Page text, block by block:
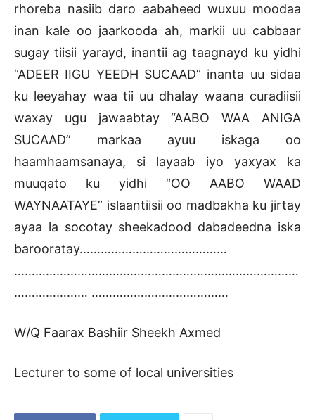
rhoreba nasiib daro aabaheed wuxuu moodaa
inan kale oo jaarkooda ah, markii uu cabbaar
sugay tiisii yarayd, inantii ag taagnayd ku yidhi
“ADEER IIGU YEEDH SUCAAD” inanta uu sidaa
ku leeyahay waa tii uu dhalay waana curadiisii
waxay ugu jawaabtay “AABO WAA ANIGA
SUCAAD” markaa ayuu iskaga oo
haamhaamsanaya, si layaab iyo yaxyax ka
muuqato ku yidhi “OO AABO WAAD
WAYNAATAYE” islaantiisii oo madbakha ku jirtay
ayaa la socotay sheekadood dabadeedna iska
barooratay……………………………………
………………………………………………………………………
………………… …………………………………
W/Q Faarax Bashiir Sheekh Axmed
Lecturer to some of local universities